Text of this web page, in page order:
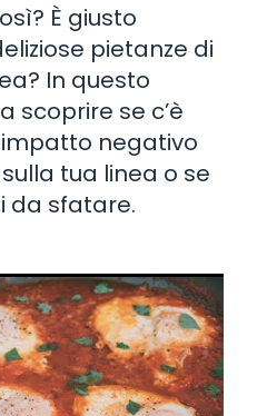
È giusto
pietanze di
In questo
scoprire se c’è
negativo
tua linea o se
da sfatare.